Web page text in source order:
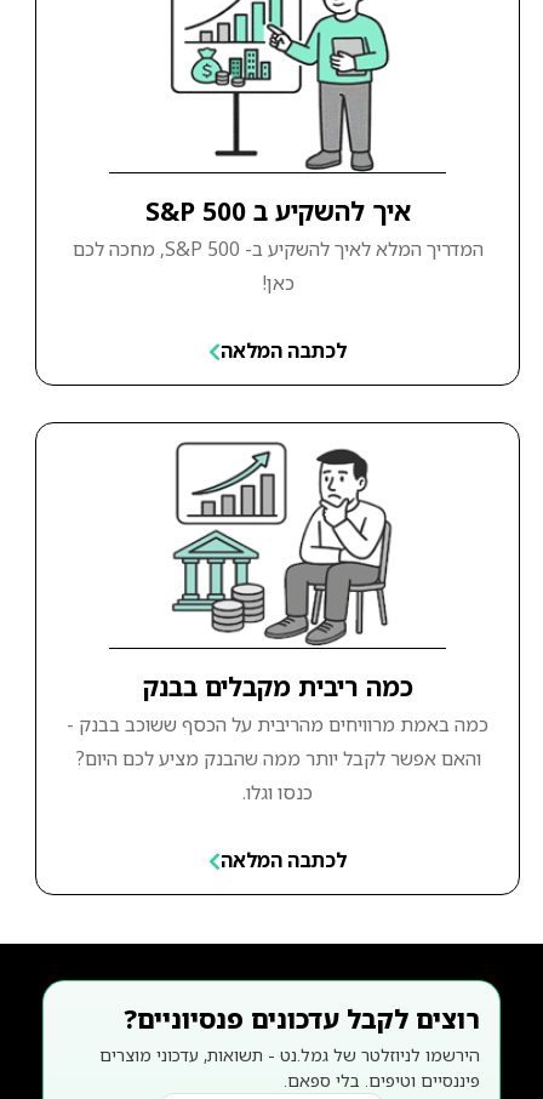
איך להשקיע ב S&P 500
המדריך המלא לאיך להשקיע ב- S&P 500, מחכה לכם
כאן!
לכתבה המלאה
כמה ריבית מקבלים בבנק
כמה באמת מרוויחים מהריבית על הכסף ששוכב בבנק -
והאם אפשר לקבל יותר ממה שהבנק מציע לכם היום?
כנסו וגלו.
לכתבה המלאה
רוצים לקבל עדכונים פנסיוניים?
הירשמו לניוזלטר של גמל.נט - תשואות, עדכוני מוצרים
פיננסיים וטיפים. בלי ספאם.